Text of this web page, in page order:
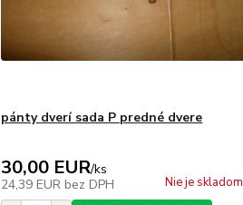
pánty dverí sada P predné dvere
30,00 EUR/ks
24,39 EUR bez DPH Nie je skladom